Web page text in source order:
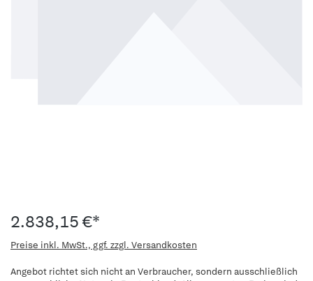
2.838,15 €*
Preise inkl. MwSt., ggf. zzgl. Versandkosten
Angebot richtet sich nicht an Verbraucher, sondern ausschließlich